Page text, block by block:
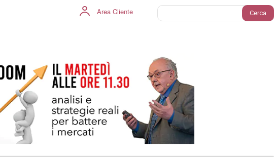
Area Cliente Cerca